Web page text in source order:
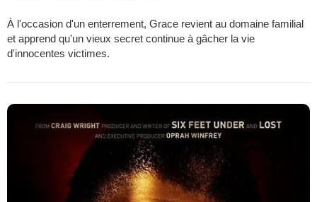
À l'occasion d'un enterrement, Grace revient au domaine familial
et apprend qu'un vieux secret continue à gâcher la vie
d'innocentes victimes.